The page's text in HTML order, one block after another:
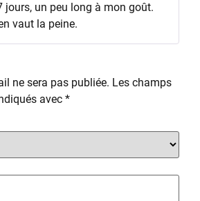
jours, un peu long à mon goût.
vaut la peine.
ne sera pas publiée. Les champs
avec *